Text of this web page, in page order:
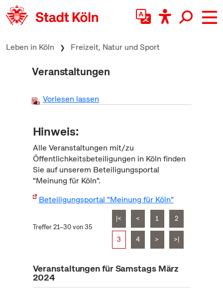
zum Inhalt springen
Leben in Köln Freizeit, Natur und Sport
Veranstaltungen
Vorlesen lassen
Hinweis:
Alle Veranstaltungen mit/zu
Öffentlichkeitsbeteiligungen in Köln finden
Sie auf unserem Beteiligungsportal
"Meinung für Köln".
Beteiligungsportal "Meinung für Köln"
Treffer 21–30 von 35
|< < 1 2
3 4 > >|
Veranstaltungen für Samstags März
2024